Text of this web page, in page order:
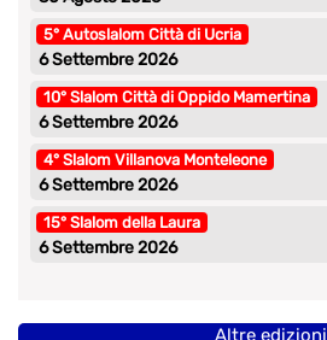
5° Autoslalom Città di Ucria
6 Settembre 2026
10° Slalom Città di Oppido Mamertina
6 Settembre 2026
4° Slalom Villanova Monteleone
6 Settembre 2026
15° Slalom della Laura
6 Settembre 2026
Altre edizioni